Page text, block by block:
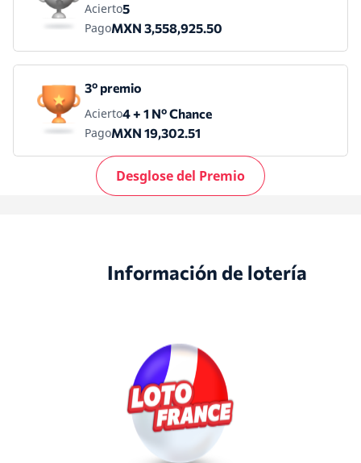
Acierto5
PagoMXN 3,558,925.50
3º premio
Acierto4 + 1 Nº Chance
PagoMXN 19,302.51
Desglose del Premio
Información de lotería